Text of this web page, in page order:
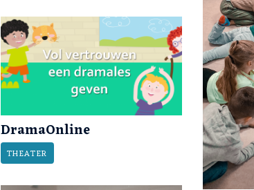
DramaOnline
THEATER